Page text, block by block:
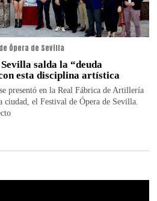
Ópera de Sevilla
salda la “deuda
esta disciplina artística
presentó en la Real Fábrica de Artillería
ciudad, el Festival de Ópera de Sevilla.